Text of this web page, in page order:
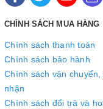
CHÍNH SÁCH MUA HÀNG
Chính sách thanh toán
Chính sách bảo hành
Chính sách vận chuyển,
nhận
Chính sách đổi trả và